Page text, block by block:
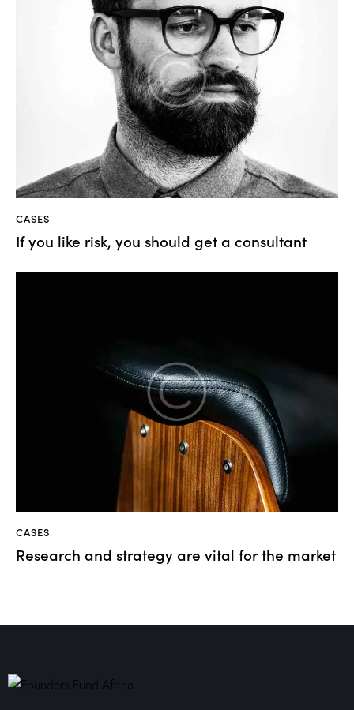
CASES
If you like risk, you should get a consultant
CASES
Research and strategy are vital for the market